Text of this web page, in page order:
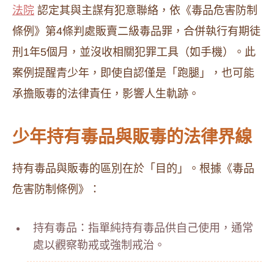
法院 認定其與主謀有犯意聯絡，依《毒品危害防制
條例》第4條判處販賣二級毒品罪，合併執行有期徒
刑1年5個月，並沒收相關犯罪工具（如手機）。此
案例提醒青少年，即使自認僅是「跑腿」，也可能
承擔販毒的法律責任，影響人生軌跡。
少年持有毒品與販毒的法律界線
持有毒品與販毒的區別在於「目的」。根據《毒品
危害防制條例》：
持有毒品：指單純持有毒品供自己使用，通常
處以觀察勒戒或強制戒治。